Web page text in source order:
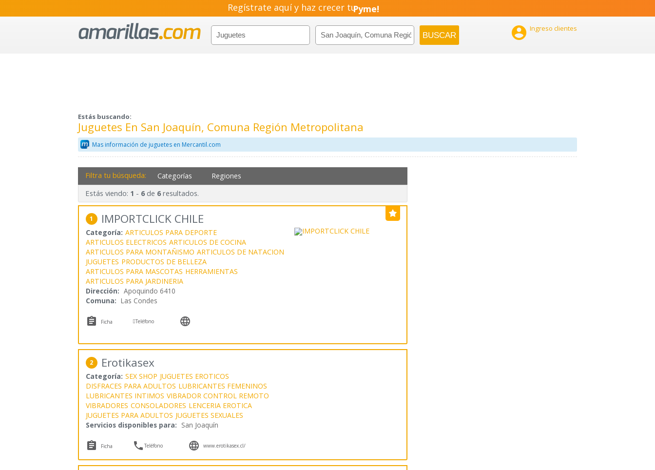
Regístrate aquí y haz crecer tuPyme!
Emprendimiento!
 Ingreso clientes
Estás buscando:
Juguetes En San Joaquín, Comuna Región Metropolitana
Mas información de juguetes en Mercantil.com
Filtra tu búsqueda: Categorías Regiones
Estás viendo: 1 - 6de 6resultados.
1 IMPORTCLICK CHILE
Categoría: ARTICULOS PARA DEPORTE
ARTICULOS ELECTRICOS ARTICULOS DE COCINA
ARTICULOS PARA MONTAÑISMO ARTICULOS DE NATACION
JUGUETES PRODUCTOS DE BELLEZA
ARTICULOS PARA MASCOTAS HERRAMIENTAS
ARTICULOS PARA JARDINERIA
Dirección: Apoquindo 6410
Comuna: Las Condes
 Ficha Teléfono 
2 Erotikasex
Categoría: SEX SHOP JUGUETES EROTICOS
DISFRACES PARA ADULTOS LUBRICANTES FEMENINOS
LUBRICANTES INTIMOS VIBRADOR CONTROL REMOTO
VIBRADORES CONSOLADORES LENCERIA EROTICA
JUGUETES PARA ADULTOS JUGUETES SEXUALES
Servicios disponibles para: San Joaquín
 Ficha Teléfono  www.erotikasex.cl/